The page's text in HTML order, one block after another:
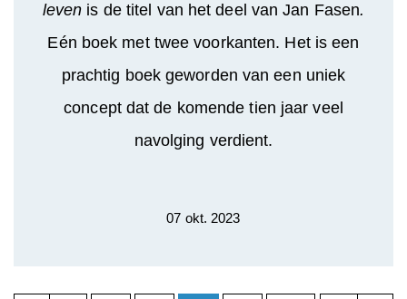
leven is de titel van het deel van Jan Fasen.
Eén boek met twee voorkanten. Het is een
prachtig boek geworden van een uniek
concept dat de komende tien jaar veel
navolging verdient.
07 okt. 2023